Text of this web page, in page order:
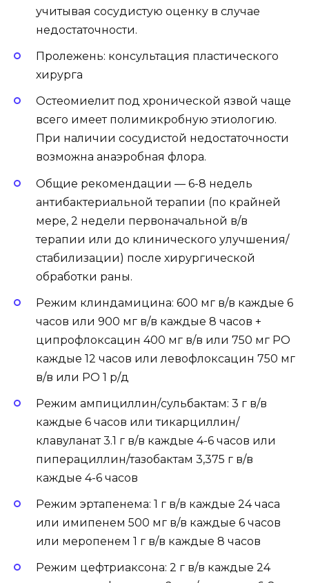
учитывая сосудистую оценку в случае
недостаточности.
Пролежень: консультация пластического
хирурга
Остеомиелит под хронической язвой чаще
всего имеет полимикробную этиологию.
При наличии сосудистой недостаточности
возможна анаэробная флора.
Общие рекомендации — 6-8 недель
антибактериальной терапии (по крайней
мере, 2 недели первоначальной в/в
терапии или до клинического улучшения/
стабилизации) после хирургической
обработки раны.
Режим клиндамицина: 600 мг в/в каждые 6
часов или 900 мг в/в каждые 8 часов +
ципрофлоксацин 400 мг в/в или 750 мг РО
каждые 12 часов или левофлоксацин 750 мг
в/в или РО 1 р/д
Режим ампициллин/сульбактам: 3 г в/в
каждые 6 часов или тикарциллин/
клавуланат 3.1 г в/в каждые 4-6 часов или
пиперациллин/тазобактам 3,375 г в/в
каждые 4-6 часов
Режим эртапенема: 1 г в/в каждые 24 часа
или имипенем 500 мг в/в каждые 6 часов
или меропенем 1 г в/в каждые 8 часов
Режим цефтриаксона: 2 г в/в каждые 24